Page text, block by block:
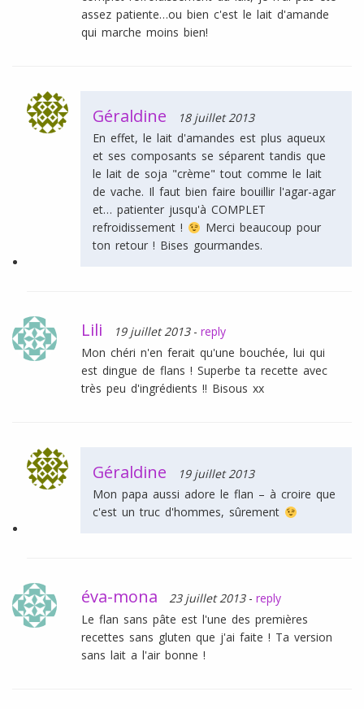
assez patiente…ou bien c'est le lait d'amande
qui marche moins bien!
Géraldine
18 juillet 2013
En effet, le lait d'amandes est plus aqueux
et ses composants se séparent tandis que
le lait de soja "crème" tout comme le lait
de vache. Il faut bien faire bouillir l'agar-agar
et… patienter jusqu'à COMPLET
refroidissement !
Merci beaucoup pour
ton retour ! Bises gourmandes.
Lili 19 juillet 2013 - reply
Mon chéri n'en ferait qu'une bouchée, lui qui
est dingue de flans ! Superbe ta recette avec
très peu d'ingrédients !! Bisous xx
Géraldine
19 juillet 2013
Mon papa aussi adore le flan – à croire que
c'est un truc d'hommes, sûrement
éva-mona 23 juillet 2013 - reply
Le flan sans pâte est l'une des premières
recettes sans gluten que j'ai faite ! Ta version
sans lait a l'air bonne !